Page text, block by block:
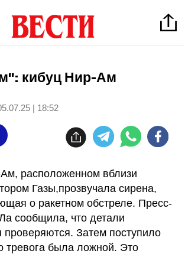
кибуц Нир-Ам
| 18:52
расположенном вблизи
Газы,прозвучала сирена,
о ракетном обстреле. Пресс-
сообщила, что детали
проверяются. Затем поступило
тревога была ложной. Это